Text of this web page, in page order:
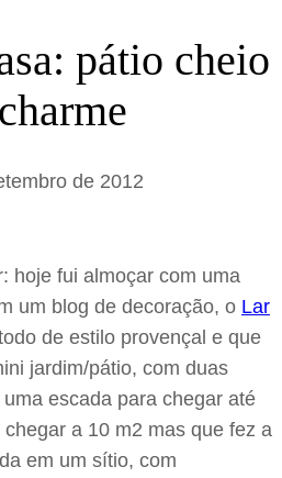
pátio cheio
de 2012
hoje fui almoçar com uma
um blog de decoração, o Lar
de estilo provençal e que
jardim/pátio, com duas
escada para chegar até
a 10 m2 mas que fez a
em um sítio, com